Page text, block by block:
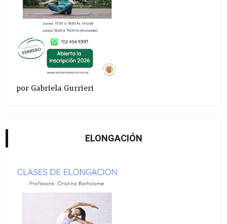
por Gabriela Gurrieri
ELONGACIÓN